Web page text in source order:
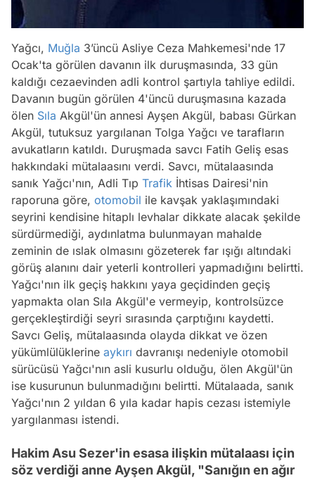
Yağcı, Muğla 3’üncü Asliye Ceza Mahkemesi'nde 17
Ocak'ta görülen davanın ilk duruşmasında, 33 gün
kaldığı cezaevinden adli kontrol şartıyla tahliye edildi.
Davanın bugün görülen 4'üncü duruşmasına kazada
ölen Sıla Akgül'ün annesi Ayşen Akgül, babası Gürkan
Akgül, tutuksuz yargılanan Tolga Yağcı ve tarafların
avukatların katıldı. Duruşmada savcı Fatih Geliş esas
hakkındaki mütalaasını verdi. Savcı, mütalaasında
sanık Yağcı'nın, Adli Tıp Trafik İhtisas Dairesi'nin
raporuna göre, otomobil ile kavşak yaklaşımındaki
seyrini kendisine hitaplı levhalar dikkate alacak şekilde
sürdürmediği, aydınlatma bulunmayan mahalde
zeminin de ıslak olmasını gözeterek far ışığı altındaki
görüş alanını dair yeterli kontrolleri yapmadığını belirtti.
Yağcı'nın ilk geçiş hakkını yaya geçidinden geçiş
yapmakta olan Sıla Akgül'e vermeyip, kontrolsüzce
gerçekleştirdiği seyri sırasında çarptığını kaydetti.
Savcı Geliş, mütalaasında olayda dikkat ve özen
yükümlülüklerine aykırı davranışı nedeniyle otomobil
sürücüsü Yağcı'nın asli kusurlu olduğu, ölen Akgül'ün
ise kusurunun bulunmadığını belirtti. Mütalaada, sanık
Yağcı'nın 2 yıldan 6 yıla kadar hapis cezası istemiyle
yargılanması istendi.
Hakim Asu Sezer'in esasa ilişkin mütalaası için
söz verdiği anne Ayşen Akgül, "Sanığın en ağır